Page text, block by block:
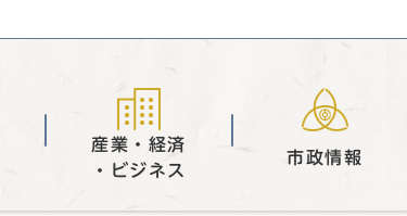
産業・経済
・ビジネス
市政情報